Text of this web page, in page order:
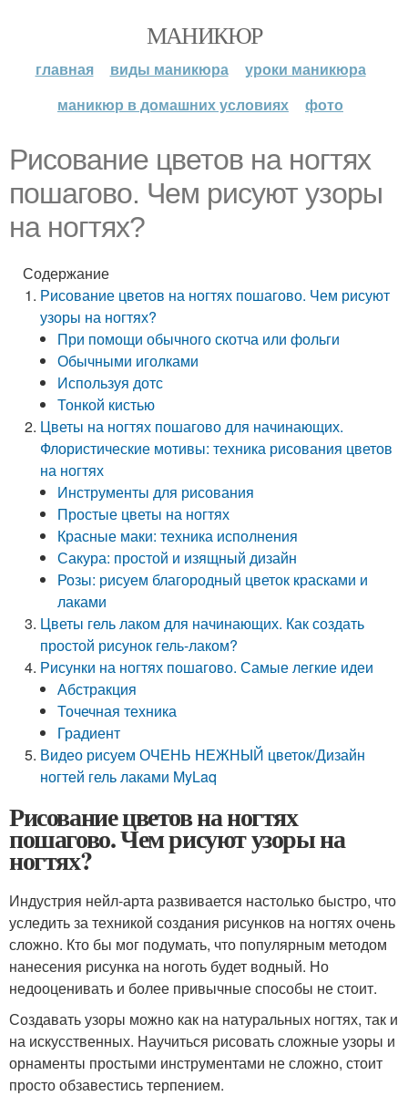
МАНИКЮР
главная виды маникюра
уроки маникюра
маникюр в домашних условиях
фото
Рисование цветов на ногтях
пошагово. Чем рисуют узоры
на ногтях?
Содержание
Рисование цветов на ногтях пошагово. Чем рисуют
узоры на ногтях?
При помощи обычного скотча или фольги
Обычными иголками
Используя дотс
Тонкой кистью
Цветы на ногтях пошагово для начинающих.
Флористические мотивы: техника рисования цветов
на ногтях
Инструменты для рисования
Простые цветы на ногтях
Красные маки: техника исполнения
Сакура: простой и изящный дизайн
Розы: рисуем благородный цветок красками и
лаками
Цветы гель лаком для начинающих. Как создать
простой рисунок гель-лаком?
Рисунки на ногтях пошагово. Самые легкие идеи
Абстракция
Точечная техника
Градиент
Видео рисуем ОЧЕНЬ НЕЖНЫЙ цветок/Дизайн
ногтей гель лаками MyLaq
Рисование цветов на ногтях
пошагово. Чем рисуют узоры на
ногтях?
Индустрия нейл-арта развивается настолько быстро, что
уследить за техникой создания рисунков на ногтях очень
сложно. Кто бы мог подумать, что популярным методом
нанесения рисунка на ноготь будет водный. Но
недооценивать и более привычные способы не стоит.
Создавать узоры можно как на натуральных ногтях, так и
на искусственных. Научиться рисовать сложные узоры и
орнаменты простыми инструментами не сложно, стоит
просто обзавестись терпением.